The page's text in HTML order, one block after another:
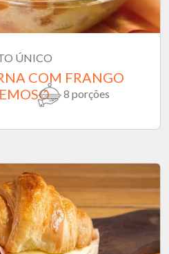
ÚNICO
COM FRANGO
8 porções